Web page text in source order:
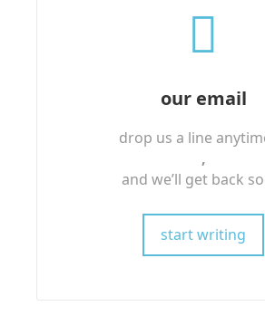
our email
drop us a line
,
and we’ll get back
start writing